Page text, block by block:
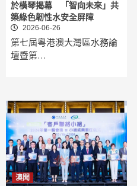
於橫琴揭幕 「智向未來」共
築綠色韌性水安全屏障
2026-06-26
第七屆粵港澳大灣區水務論
壇暨第…
澳聞